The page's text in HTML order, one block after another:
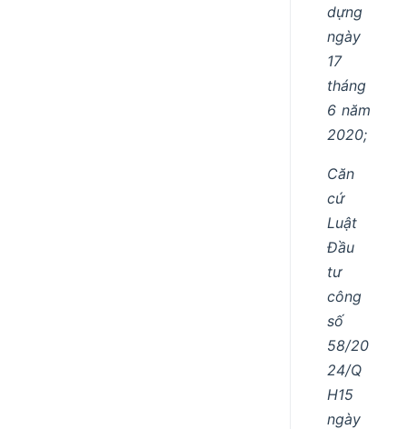
dựng
ngày
17
tháng
6 năm
2020;
Căn
cứ
Luật
Đầu
tư
công
số
58/20
24/Q
H15
ngày